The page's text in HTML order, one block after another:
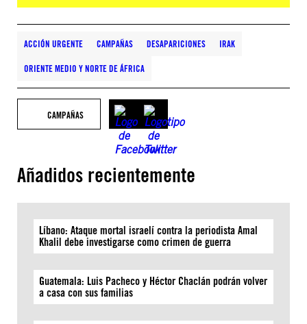
ACCIÓN URGENTE CAMPAÑAS DESAPARICIONES IRAK
ORIENTE MEDIO Y NORTE DE ÁFRICA
CAMPAÑAS
Añadidos recientemente
Líbano: Ataque mortal israelí contra la periodista Amal
Khalil debe investigarse como crimen de guerra
Guatemala: Luis Pacheco y Héctor Chaclán podrán volver
a casa con sus familias